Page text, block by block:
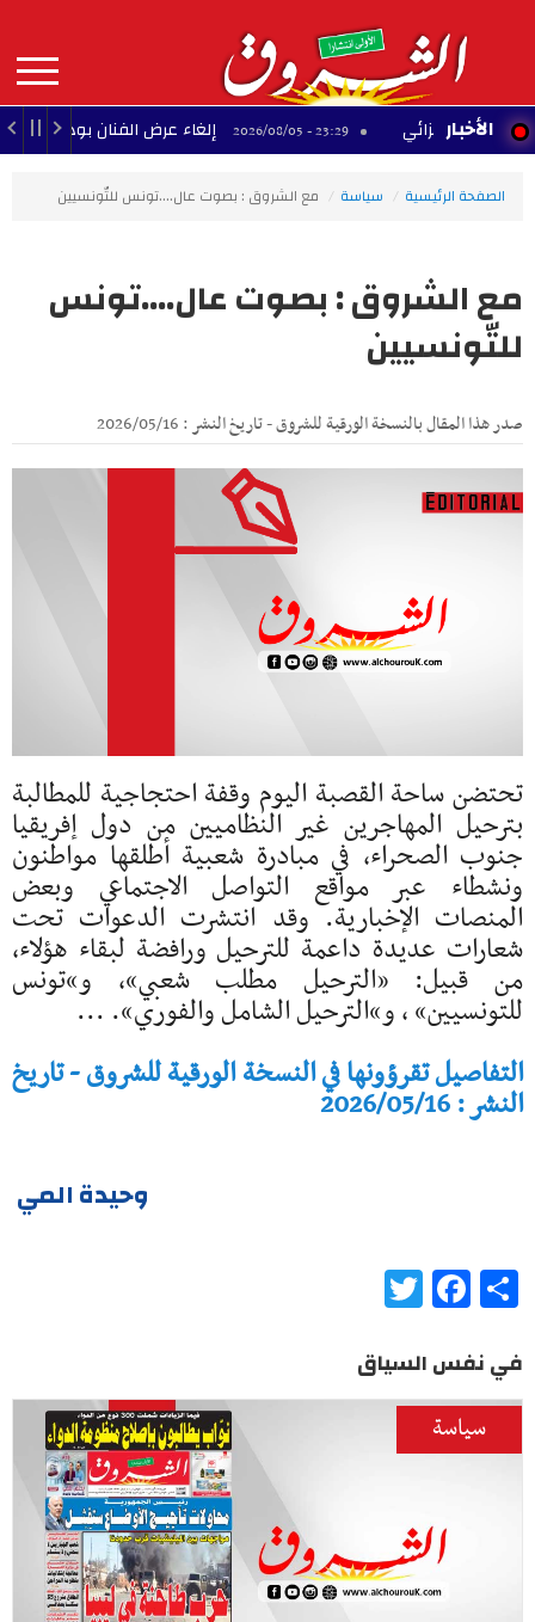
contenu
principal
MAIN
NAVIGATION الأخبار
الجزائي 23:29 - 2026/08/05 إلغاء عرض الفنان بودشار ضمن
الصفحة الرئيسية سياسة مع الشروق : بصوت عال....تونس للتّونسيين
مع الشروق : بصوت عال....تونس
للتّونسيين
صدر هذا المقال بالنسخة الورقية للشروق - تاريخ النشر : 2026/05/16
تحتضن ساحة القصبة اليوم وقفة احتجاجية للمطالبة
بترحيل المهاجرين غير النظاميين من دول إفريقيا
جنوب الصحراء، في مبادرة شعبية أطلقها مواطنون
ونشطاء عبر مواقع التواصل الاجتماعي وبعض
المنصات الإخبارية. وقد انتشرت الدعوات تحت
شعارات عديدة داعمة للترحيل ورافضة لبقاء هؤلاء،
من قبيل: «الترحيل مطلب شعبي»، و»تونس
للتونسيين» ، و»الترحيل الشامل والفوري». ...
التفاصيل تقرؤونها في النسخة الورقية للشروق - تاريخ
النشر : 2026/05/16
وحيدة المي
Share
Facebook
في نفس السياق
سياسة